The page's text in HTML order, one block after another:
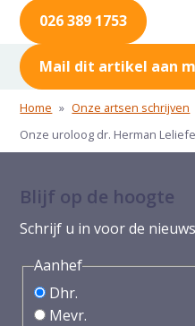
026 389 1753
Mail dit artikel aan
Home » Onze artsen schrijven
Onze uroloog dr. Herman
Blijf op de hoogte
Schrijf u in voor de
Aanhef
Dhr.
Mevr.